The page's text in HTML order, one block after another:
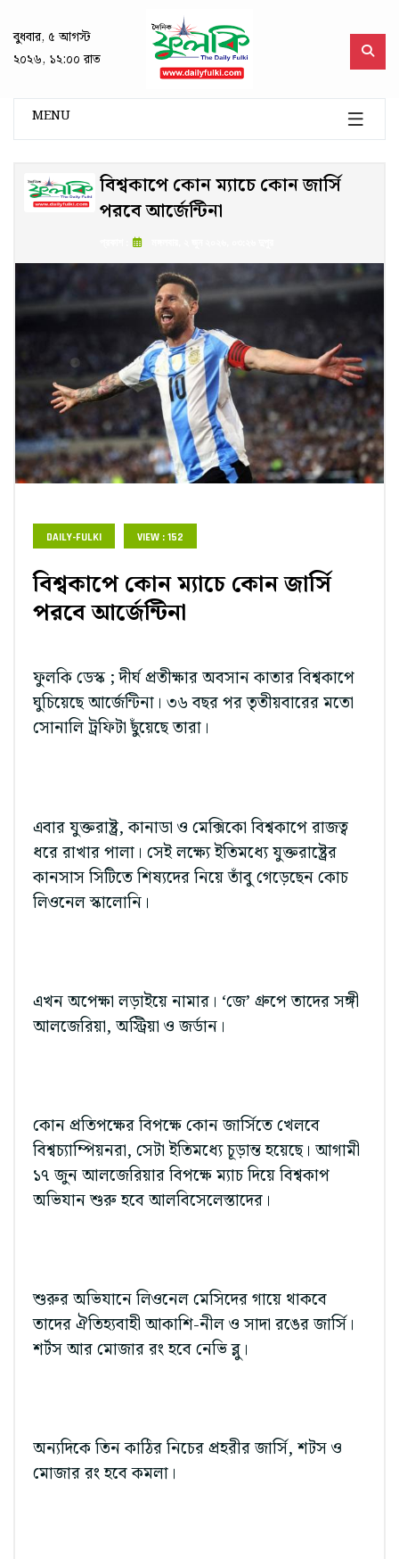
বুধবার, ৫ আগস্ট
২০২৬, ১২:০০ রাত
MENU
বিশ্বকাপে কোন ম্যাচে কোন জার্সি
পরবে আর্জেন্টিনা
DAILY-FULKI VIEW : 152
বিশ্বকাপে কোন ম্যাচে কোন জার্সি
পরবে আর্জেন্টিনা
ফুলকি ডেস্ক ; দীর্ঘ প্রতীক্ষার অবসান কাতার বিশ্বকাপে
ঘুচিয়েছে আর্জেন্টিনা। ৩৬ বছর পর তৃতীয়বারের মতো
সোনালি ট্রফিটা ছুঁয়েছে তারা।
এবার যুক্তরাষ্ট্র, কানাডা ও মেক্সিকো বিশ্বকাপে রাজত্ব
ধরে রাখার পালা। সেই লক্ষ্যে ইতিমধ্যে যুক্তরাষ্ট্রের
কানসাস সিটিতে শিষ্যদের নিয়ে তাঁবু গেড়েছেন কোচ
লিওনেল স্কালোনি।
এখন অপেক্ষা লড়াইয়ে নামার। ‘জে’ গ্রুপে তাদের সঙ্গী
আলজেরিয়া, অস্ট্রিয়া ও জর্ডান।
কোন প্রতিপক্ষের বিপক্ষে কোন জার্সিতে খেলবে
বিশ্বচ্যাম্পিয়নরা, সেটা ইতিমধ্যে চূড়ান্ত হয়েছে। আগামী
১৭ জুন আলজেরিয়ার বিপক্ষে ম্যাচ দিয়ে বিশ্বকাপ
অভিযান শুরু হবে আলবিসেলেস্তাদের।
শুরুর অভিযানে লিওনেল মেসিদের গায়ে থাকবে
তাদের ঐতিহ্যবাহী আকাশি-নীল ও সাদা রঙের জার্সি।
শর্টস আর মোজার রং হবে নেভি ব্লু।
অন্যদিকে তিন কাঠির নিচের প্রহরীর জার্সি, শটস ও
মোজার রং হবে কমলা।